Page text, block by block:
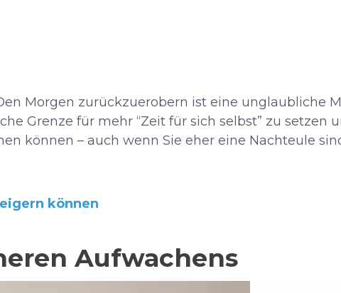
Morgen zurückzuerobern ist eine unglaubliche
Grenze für mehr “Zeit für sich selbst” zu setzen
können – auch wenn Sie eher eine Nachteule
können
Aufwachens